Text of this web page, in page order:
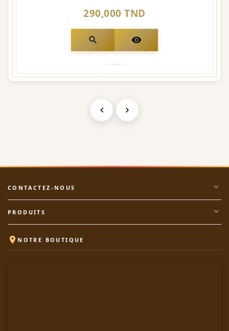
290,000 TND
search visibility
CONTACTEZ-NOUS expand_more
PRODUITS expand_more
 NOTRE BOUTIQUE